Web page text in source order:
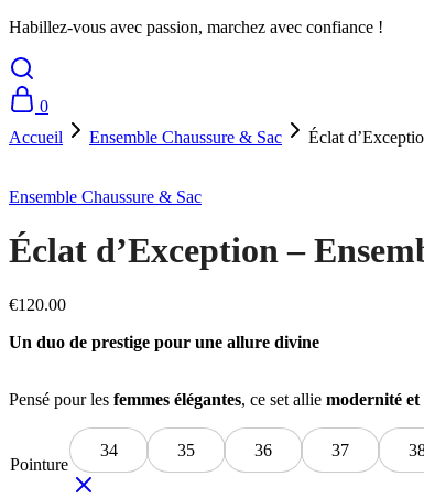
Habillez-vous avec passion, marchez avec confiance !
0
Accueil
Ensemble Chaussure & Sac Éclat
Ensemble Chaussure & Sac
Éclat d’Exception –
€120.00
Un duo de prestige pour une allure divine
Pensé pour les femmes élégantes, ce set allie modernité
Pointure
34 35 36 37